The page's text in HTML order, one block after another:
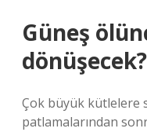
Güneş
dönüşecek?
Çok büyük kütlelere
patlamalarından